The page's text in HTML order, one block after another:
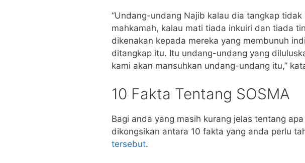
“Undang-undang Najib kalau dia tangkap tidak
mahkamah, kalau mati tiada inkuiri dan tiada
dikenakan kepada mereka yang membunuh
ditangkap itu. Itu undang-undang yang
kami akan mansuhkan undang-undang itu,”
10 Fakta Tentang SOSMA
Bagi anda yang masih kurang jelas tentang
dikongsikan antara 10 fakta yang anda perlu
tersebut.